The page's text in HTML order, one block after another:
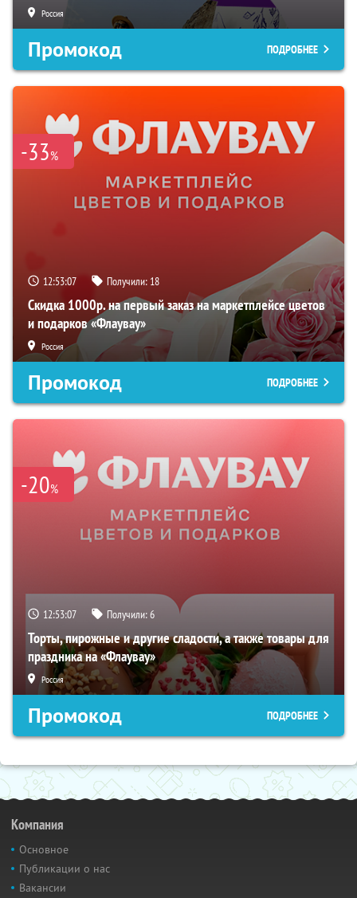
Россия
Промокод ПОДРОБНЕЕ
-33%
12:53:06 Получили: 18
Скидка 1000р. на первый заказ на маркетплейсе цветов
и подарков «Флаувау»
Россия
Промокод ПОДРОБНЕЕ
-20%
12:53:06 Получили:6
Торты, пирожные и другие сладости, а также товары для
праздника на «Флаувау»
Россия
Промокод ПОДРОБНЕЕ
Компания
Основное
Публикации о нас
Вакансии